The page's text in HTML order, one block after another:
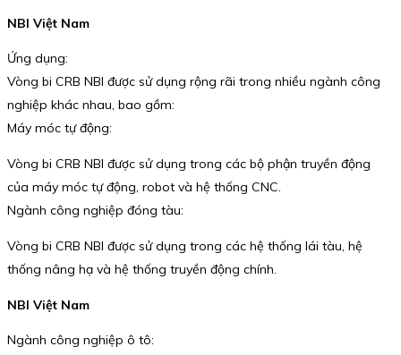
NBI Việt Nam
Ứng dụng:
Vòng bi CRB NBI được sử dụng rộng rãi trong nhiều ngành công
nghiệp khác nhau, bao gồm:
Máy móc tự động:
Vòng bi CRB NBI được sử dụng trong các bộ phận truyền động
của máy móc tự động, robot và hệ thống CNC.
Ngành công nghiệp đóng tàu:
Vòng bi CRB NBI được sử dụng trong các hệ thống lái tàu, hệ
thống nâng hạ và hệ thống truyền động chính.
NBI Việt Nam
Ngành công nghiệp ô tô: